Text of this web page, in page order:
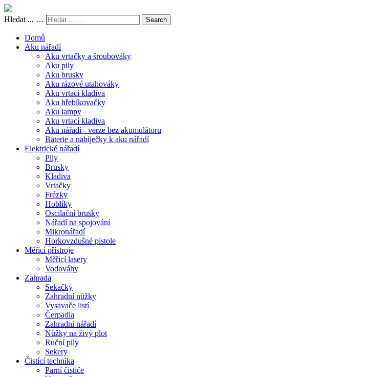
Hledat ... … Search
Domů
Aku nářadí
Aku vrtačky a šroubováky
Aku pily
Aku brusky
Aku rázové utahováky
Aku vrtací kladiva
Aku hřebíkovačky
Aku lampy
Aku vrtací kladiva
Aku nářadí - verze bez akumulátoru
Baterie a nabíječky k aku nářadí
Elektrické nářadí
Pily
Brusky
Kladiva
Vrtačky
Frézky
Hoblíky
Oscilační brusky
Nářadí na spojování
Mikronářadí
Horkovzdušné pistole
Měřící přístroje
Měřicí lasery
Vodováhy
Zahrada
Sekačky
Zahradní nůžky
Vysavače listí
Čerpadla
Zahradní nářadí
Nůžky na živý plot
Ruční pily
Sekery
Čistící technika
Parní čističe